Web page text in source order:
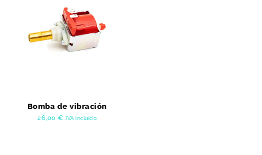
Bomba de vibración
26,00 € IVA incluido